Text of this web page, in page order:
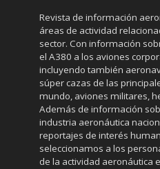
Revista de información
áreas de actividad
sector. Con información
el A380 a los aviones
incluyendo también
súper cazas de las
mundo, aviones militares,
Además de información
industria aeronáutica
reportajes de interés
seleccionamos a los
de la actividad aeronáutica